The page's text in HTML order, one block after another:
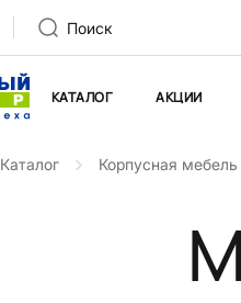
Поиск
КАТАЛОГ АКЦИИ
Каталог Корпусная мебель